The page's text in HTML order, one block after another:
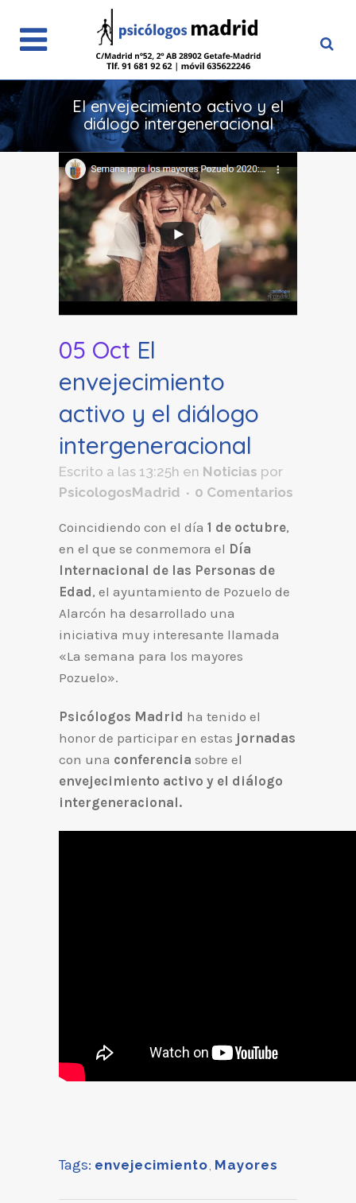
El envejecimiento activo y el
diálogo intergeneracional
05 Oct El
envejecimiento
activo y el diálogo
intergeneracional
Escrito a las 13:25h en Noticias por
PsicologosMadrid
0 Comentarios
Coincidiendo con el día 1 de octubre,
en el que se conmemora el Día
Internacional de las Personas de
Edad, el ayuntamiento de Pozuelo de
Alarcón ha desarrollado una
iniciativa muy interesante llamada
«La semana para los mayores
Pozuelo».
Psicólogos Madrid ha tenido el
honor de participar en estas jornadas
con una conferencia sobre el
envejecimiento activo y el diálogo
intergeneracional.
Tags: envejecimiento Mayores